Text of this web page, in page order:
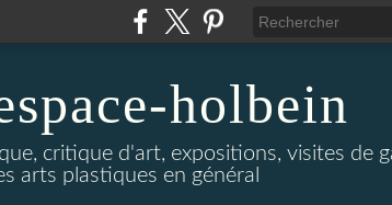
holbein
critique d'art, expositions, visites de
arts plastiques en général